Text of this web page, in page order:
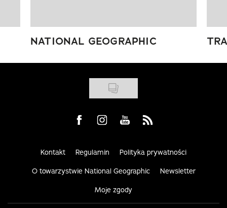
NATIONAL GEOGRAPHIC
Visit us on Facebook
Visit us on Instagram
Visit us on Youtube
Visit us on Rss
Kontakt Regulamin Polityka prywatności
O towarzystwie National Geographic Newsletter
Moje zgody